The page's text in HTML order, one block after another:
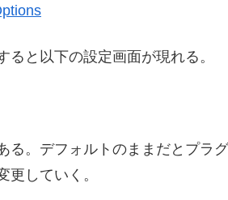
ると以下の設定画面が現れる。
る。デフォルトのままだとプラ
更していく。